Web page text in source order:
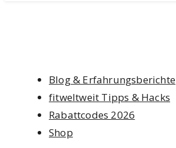
Blog & Erfahrungsberichte
fitweltweit Tipps & Hacks
Rabattcodes 2026
Shop